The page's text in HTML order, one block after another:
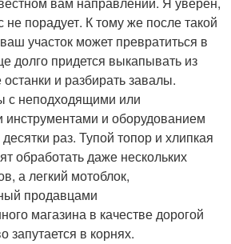
не порадует. К тому же после такой
участок может превратиться в
долго придется выкапывать из
и разбирать завалы.
с неподходящими или
инструментами и оборудованием
раз. Тупой топор и хлипкая
обработать даже нескольких
а легкий мотоблок,
продавцами
магазина в качестве дорогой
запутается в корнях.